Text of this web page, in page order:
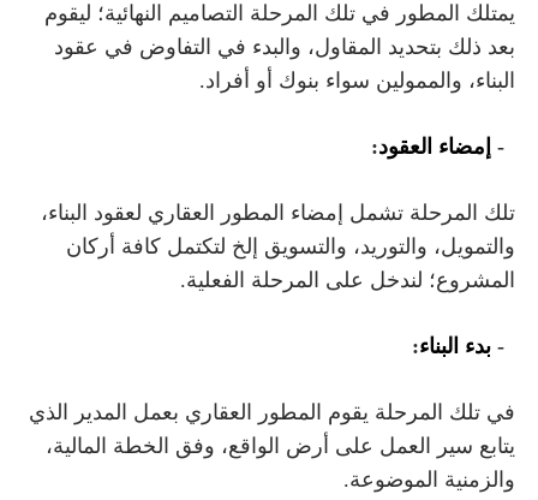
يمتلك المطور في تلك المرحلة التصاميم النهائية؛ ليقوم
بعد ذلك بتحديد المقاول، والبدء في التفاوض في عقود
البناء، والممولين سواء بنوك أو أفراد.
إمضاء العقود:
تلك المرحلة تشمل إمضاء المطور العقاري لعقود البناء،
والتمويل، والتوريد، والتسويق إلخ لتكتمل كافة أركان
المشروع؛ لندخل على المرحلة الفعلية.
بدء البناء:
في تلك المرحلة يقوم المطور العقاري بعمل المدير الذي
يتابع سير العمل على أرض الواقع، وفق الخطة المالية،
والزمنية الموضوعة.